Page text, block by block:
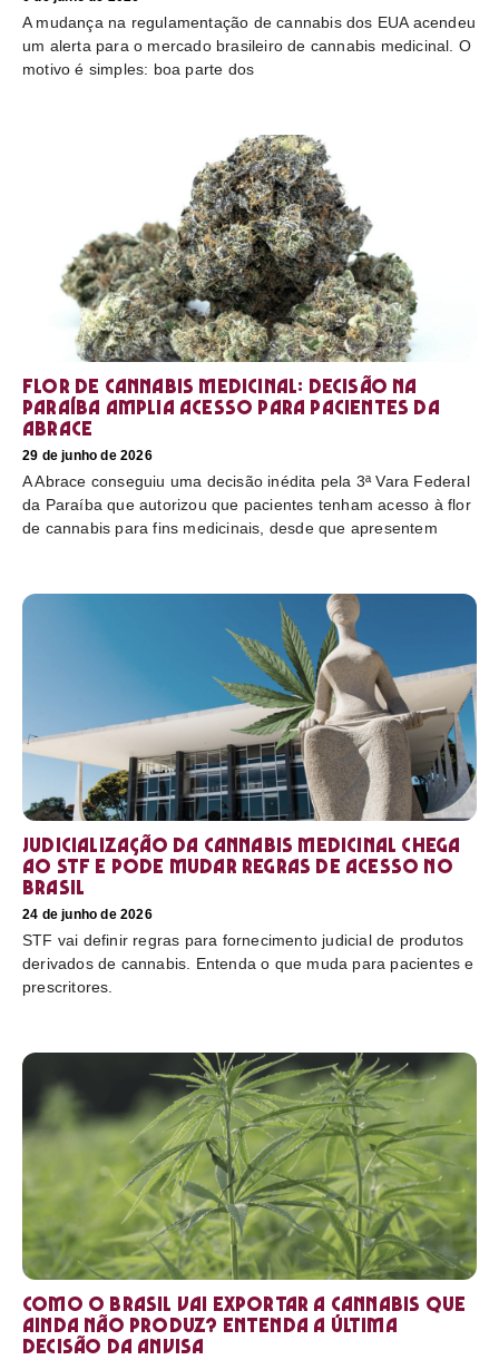
A mudança na regulamentação de cannabis dos EUA acendeu
um alerta para o mercado brasileiro de cannabis medicinal. O
motivo é simples: boa parte dos
Flor de cannabis medicinal: decisão na
Paraíba amplia acesso para pacientes da
Abrace
29 de junho de 2026
A Abrace conseguiu uma decisão inédita pela 3ª Vara Federal
da Paraíba que autorizou que pacientes tenham acesso à flor
de cannabis para fins medicinais, desde que apresentem
Judicialização da cannabis medicinal chega
ao STF e pode mudar regras de acesso no
Brasil
24 de junho de 2026
STF vai definir regras para fornecimento judicial de produtos
derivados de cannabis. Entenda o que muda para pacientes e
prescritores.
Como o Brasil vai exportar a cannabis que
ainda não produz? Entenda a última
decisão da Anvisa